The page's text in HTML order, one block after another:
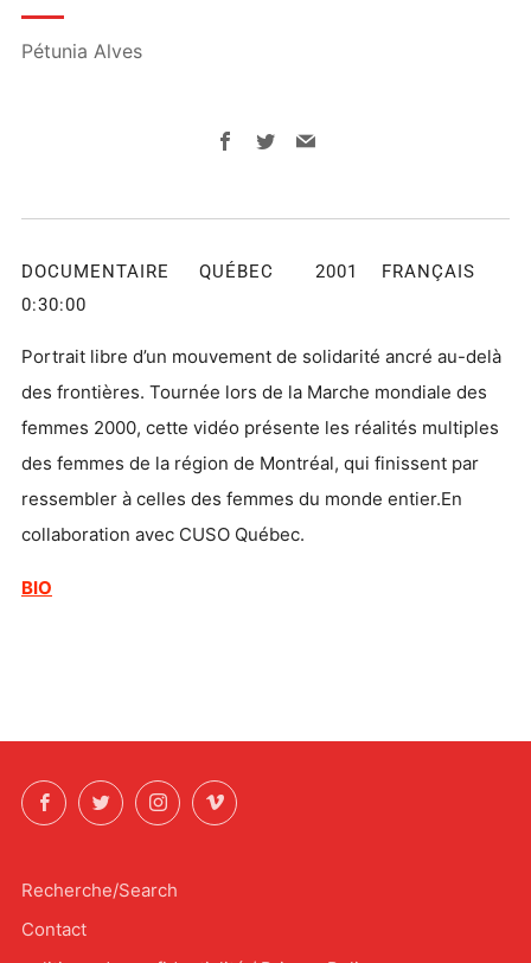
Pétunia Alves
Facebook
TwitterEmail
DOCUMENTAIRE QUÉBEC 2001 FRANÇAIS
0:30:00
Portrait libre d’un mouvement de solidarité ancré au-delà
des frontières. Tournée lors de la Marche mondiale des
femmes 2000, cette vidéo présente les réalités multiples
des femmes de la région de Montréal, qui finissent par
ressembler à celles des femmes du monde entier.En
collaboration avec CUSO Québec.
BIO
FacebookTwitterInstagramVimeo
Recherche/Search
Contact